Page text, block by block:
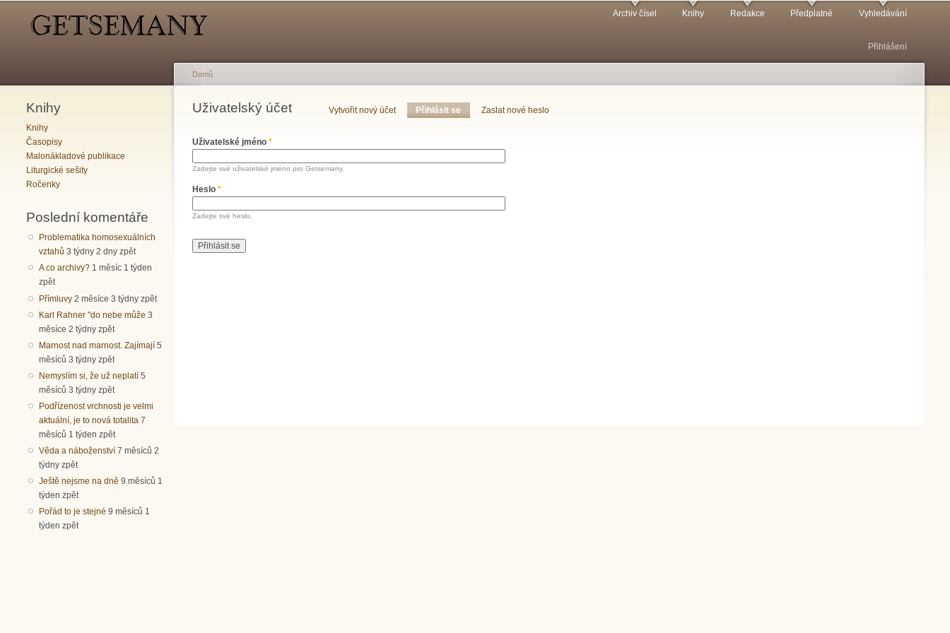
Archiv čísel Knihy Redakce Předplatné Vyhledávání
Přihlášení
Knihy
Knihy
Časopisy
Malonákladové publikace
Liturgické sešity
Ročenky
Poslední komentáře
Problematika homosexuálních
vztahů 3 týdny 2 dny zpět
A co archivy? 1 měsíc 1 týden
zpět
Přímluvy 2 měsíce 3 týdny zpět
Karl Rahner "do nebe může 3
měsíce 2 týdny zpět
Marnost nad marnost. Zajímají 5
měsíců 3 týdny zpět
Nemyslím si, že už neplatí 5
měsíců 3 týdny zpět
Podřízenost vrchnosti je velmi
aktuální, je to nová totalita 7
měsíců 1 týden zpět
Věda a náboženství 7 měsíců 2
týdny zpět
Ještě nejsme na dně 9 měsíců 1
týden zpět
Pořád to je stejné 9 měsíců 1
týden zpět
Jste zde
Domů
Uživatelský účet
Hlavní záložky Vytvořit nový účet Přihlásit se (aktivní záložka)
Zaslat nové heslo
Uživatelské jméno *
Zadejte své uživatelské jméno pro Getsemany.
Heslo *
Zadejte své heslo.